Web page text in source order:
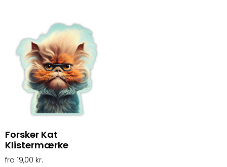
Forsker Kat
Klistermærke
19,00 kr.